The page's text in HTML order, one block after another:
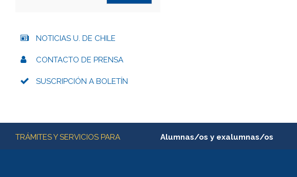
NOTICIAS U. DE CHILE
CONTACTO DE PRENSA
SUSCRIPCIÓN A BOLETÍN
Más información
TRÁMITES Y SERVICIOS PARA Alumnas/os y exalumnas/os